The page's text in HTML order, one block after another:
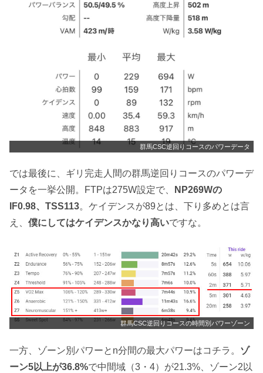
群馬CSC逆回りコースのパワーデータ
では最後に、ギリ完走人間の群馬逆回りコースのパワーデ
ータを一挙公開。FTPは275W設定で、
NP269Wの
IF0.98、TSS113。ケイデンスが89とは、下り多めとは言
え、 僕にしてはケイデンスかなり高いですな。
群馬CSC逆回りコースの時間別パワーゾーン
一方、ゾーン別パワーとn分間の最大パワーはコチラ。 ゾ
ーン5以上が36.8%で中間域（3・4）が21.3%、ゾーン2以